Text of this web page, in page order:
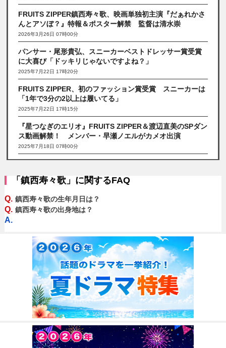
FRUITS ZIPPER鎮西寿々歌、映画単独初主演『だぁれかさ
んとアソぼ？』特報＆ポスター解禁 監督は清水崇
2026年3月26日 07時00分
パンサー・尾形貴弘、スニーカーベストドレッサー賞受賞
に大喜び「ドッキリじゃないですよね？」
2025年7月22日 17時20分
FRUITS ZIPPER、初のファッション賞受賞 スニーカーは
「1年で3分の2以上は履いてる」
2025年7月22日 17時15分
『星つなぎのエリオ』FRUITS ZIPPER＆渡辺直美のSPダン
ス動画解禁！ メンバー・早瀬ノエルがカメオ出演
2025年7月18日 07時00分
「鎮西寿々歌」に関するFAQ
Q. 鎮西寿々歌の生年月日は？
Q. 鎮西寿々歌の出身地は？
A.